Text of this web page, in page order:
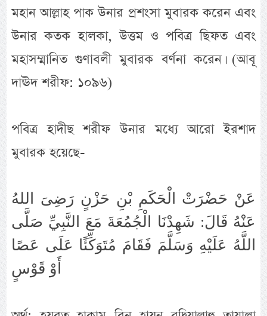
মহান আল্লাহ পাক উনার প্রশংসা মুবারক করেন এবং
উনার কতক হালকা, উত্তম ও পবিত্র ছিফত এবং
মহাসম্মানিত গুণাবলী মুবারক বর্ণনা করেন। (আবূ
দাঊদ শরীফ: ১০৯৬)
পবিত্র হাদীছ শরীফ উনার মধ্যে আরো ইরশাদ
মুবারক হয়েছে-
عَنْ حَضْرَتْ الْحَكَمِ بْنِ حَزْنٍ رَضِىَ اللهُ
عَنْهُ قَالَ: شَهِدْنَا الْجُمُعَةَ مَعَ النَّبِيِّ ﺻَﻠَّﻰ
ﺍﻟﻠَّﻪُ ﻋَﻠَﻴْﻪِ ﻭَﺳَﻠَّﻢَ فَقَامَ مُتَوَكِّئًا عَلَى عَصًا
أَوْ قَوْسٍ